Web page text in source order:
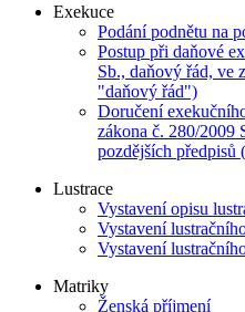
Exekuce
Podání podnětu na
Postup při daňové
Sb., daňový řád, ve
"daňový řád")
Doručení
zákona č. 280/2009
pozdějších předpisů
Lustrace
Vystavení opisu
Vystavení
Vystavení
Matriky
Ženská příjmení